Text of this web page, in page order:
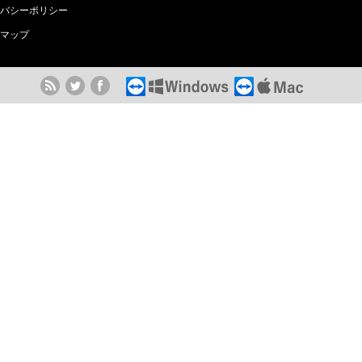
シーポリシー
ップ